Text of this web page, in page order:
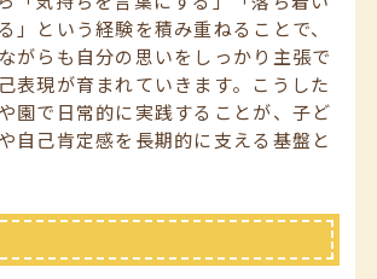
」という経験を積み重ねることで、
がらも自分の思いをしっかり主張で
表現が育まれていきます。こうした
園で日常的に実践することが、子ど
自己肯定感を長期的に支える基盤と